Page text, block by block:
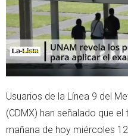
Usuarios de la Línea 9 del
(CDMX) han señalado que
mañana de hoy miércoles